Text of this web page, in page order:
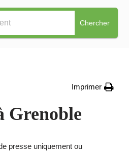
Chercher
Imprimer
Grenoble
presse uniquement ou